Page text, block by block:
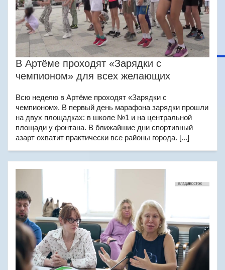
В Артёме проходят «Зарядки с
чемпионом» для всех желающих
Всю неделю в Артёме проходят «Зарядки с
чемпионом». В первый день марафона зарядки прошли
на двух площадках: в школе №1 и на центральной
площади у фонтана. В ближайшие дни спортивный
азарт охватит практически все районы города. [...]